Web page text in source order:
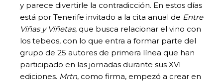
y parece divertirle la contradicción. En estos días
está por Tenerife invitado a la cita anual de Entre
Viñas y Viñetas, que busca relacionar el vino con
los tebeos, con lo que entra a formar parte del
grupo de 25 autores de primera línea que han
participado en las jornadas durante sus XVI
ediciones. Mrtn, como firma, empezó a crear en